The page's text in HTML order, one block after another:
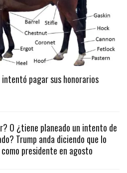
intentó pagar sus honorarios
O ¿tiene planeado un intento de
Trump anda diciendo que lo
como presidente en agosto